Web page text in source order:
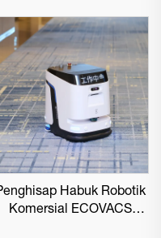
Habuk Robotik
Komersial ECOVACS